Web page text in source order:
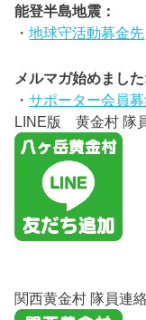
能登半島地震：
・地球守活動募金先
メルマガ始めまし
・サポーター会員募
LINE版 黄金村 隊
関西黄金村 隊員連